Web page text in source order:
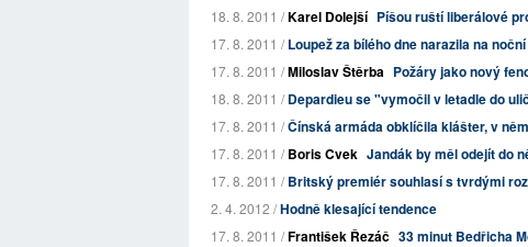
18. 8. 2011 /Karel Dolejší Píšou ruští liberálové
17. 8. 2011 /Loupež za bílého dne narazila na
17. 8. 2011 /Miloslav Štěrba Požáry jako nový
18. 8. 2011 /Depardieu se "vymočil v letadle do
17. 8. 2011 /Čínská armáda obklíčila klášter, v
17. 8. 2011 /Boris Cvek Jandák by měl odejít do
17. 8. 2011 /Britský premiér souhlasí s tvrdými
2. 4. 2012 /Hodně klesající tendence
17. 8. 2011 /František Řezáč 33 minut Bedřicha